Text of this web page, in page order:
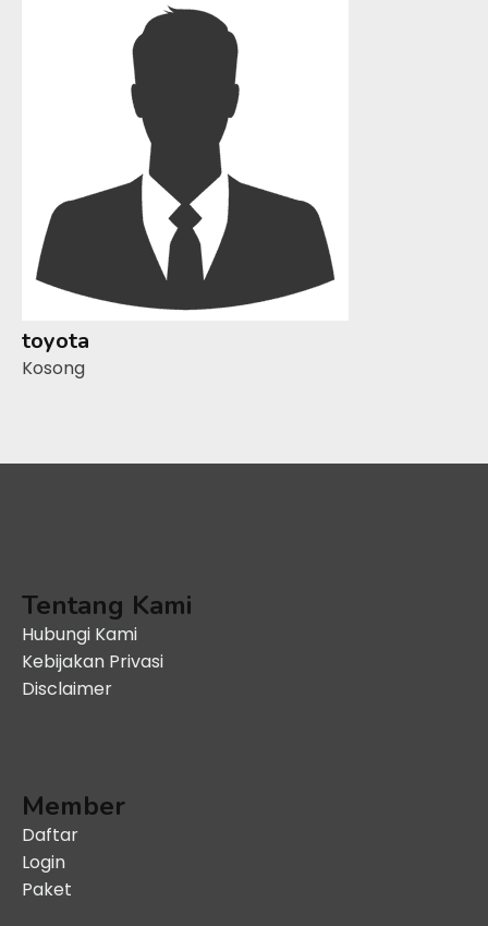
toyota
Kosong
Tentang Kami
Hubungi Kami
Kebijakan Privasi
Disclaimer
Member
Daftar
Login
Paket